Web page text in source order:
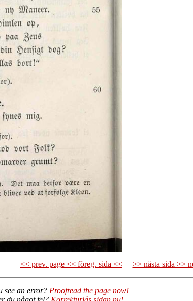
<< prev. page << föreg. sida << >> nästa sida >>
see an error? Proofread the page now!